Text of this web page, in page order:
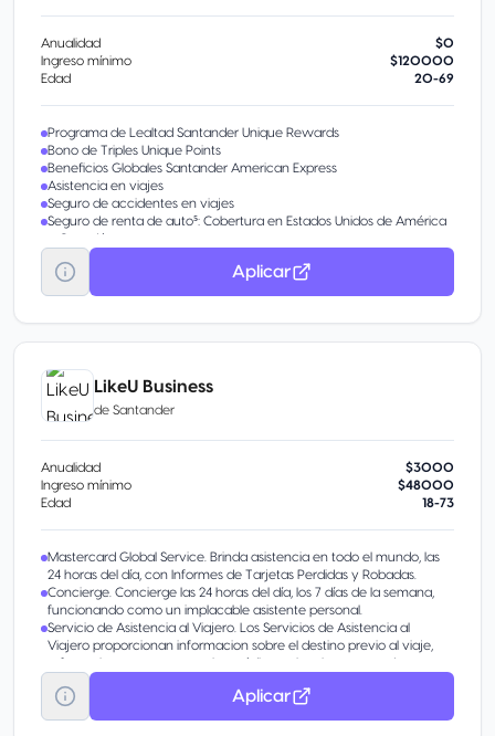
Anualidad
$0
Ingreso mínimo
$120000
Edad
20-69
Programa de Lealtad Santander Unique Rewards
Bono de Triples Unique Points
Beneficios Globales Santander American Express
Asistencia en viajes
Seguro de accidentes en viajes
Seguro de renta de auto⁵: Cobertura en Estados Unidos de América
y Canadá.
Seguro de Protección de Compras5: Por todo daño o hurto físico
directo que sufran los artículos adquiridos únicamente para uso
personal con la tarjeta, siempre y cuando el hecho ocurra dentro
$500.00 USD por incidente y $2,500.00 USD por año.
Seguro de Garantía Extendida5: Duplica el período de duración de la
cobertura en aquellos casos en que los períodos de las garantías
antes mencionadas sean superiores a un año. Hasta un máximo de
$5,000.00 USD (por cuenta, por año), lo que sea menor.
Aplicar
LikeU Business
de Santander
Anualidad
$3000
Ingreso mínimo
$48000
Edad
18-73
Mastercard Global Service. Brinda asistencia en todo el mundo, las
24 horas del día, con Informes de Tarjetas Perdidas y Robadas.
Concierge. Concierge las 24 horas del día, los 7 días de la semana,
funcionando como un implacable asistente personal.
Servicio de Asistencia al Viajero. Los Servicios de Asistencia al
Viajero proporcionan informacion sobre el destino previo al viaje,
referencias para emergencias médicas y legales, rastreo de
equipaje perdido y mas
Priceless Cities. Disfruta de experiencias únicas, ofreciendo acceso
preferencial a nuestras más exclusivas ofertas, incluyendo eventos
Aplicar